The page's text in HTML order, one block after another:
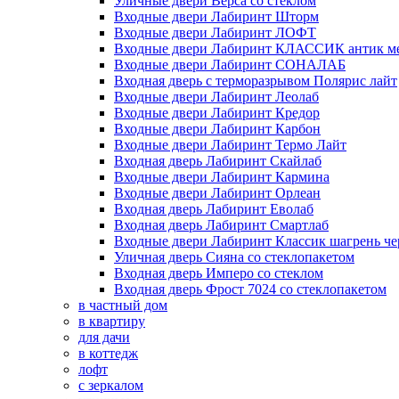
Входные двери Лабиринт Шторм
Входные двери Лабиринт ЛОФТ
Входные двери Лабиринт КЛАССИК антик
Входные двери Лабиринт СОНАЛАБ
Входная дверь с терморазрывом Полярис лайт
Входные двери Лабиринт Леолаб
Входные двери Лабиринт Кредор
Входные двери Лабиринт Карбон
Входные двери Лабиринт Термо Лайт
Входная дверь Лабиринт Скайлаб
Входные двери Лабиринт Кармина
Входные двери Лабиринт Орлеан
Входная дверь Лабиринт Еволаб
Входная дверь Лабиринт Смартлаб
Входные двери Лабиринт Классик шагрень
Уличная дверь Сияна со стеклопакетом
Входная дверь Имперо со стеклом
Входная дверь Фрост 7024 со стеклопакетом
в частный дом
в квартиру
для дачи
в коттедж
лофт
с зеркалом